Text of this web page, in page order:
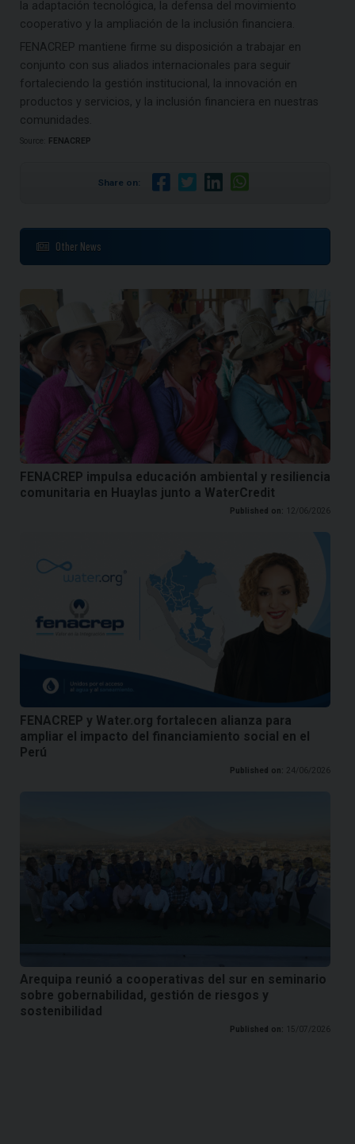
la adaptación tecnológica, la defensa del movimiento
cooperativo y la ampliación de la inclusión financiera.
FENACREP mantiene firme su disposición a trabajar en
conjunto con sus aliados internacionales para seguir
fortaleciendo la gestión institucional, la innovación en
productos y servicios, y la inclusión financiera en nuestras
comunidades.
Source: FENACREP
Share on:
Other News
FENACREP impulsa educación ambiental y resiliencia
comunitaria en Huaylas junto a WaterCredit
Published on: 12/06/2026
FENACREP y Water.org fortalecen alianza para
ampliar el impacto del financiamiento social en el
Perú
Published on: 24/06/2026
Arequipa reunió a cooperativas del sur en seminario
sobre gobernabilidad, gestión de riesgos y
sostenibilidad
Published on: 15/07/2026